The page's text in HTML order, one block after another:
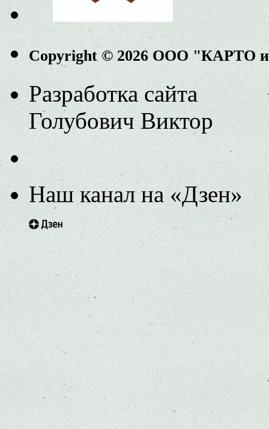
Copyright © 2026 ООО "КАРТО
Разработка сайта
Голубович Виктор
Наш канал на «Дзен»